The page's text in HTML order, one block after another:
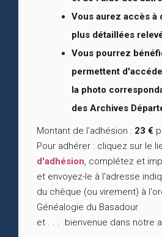
Vous aurez accès à
plus détaillées
Vous pourrez
permettent
la photo
des Archives
Montant de l'adhésion : 23 €
Pour adhérer : cliquez sur le
d'adhésion, complétez et
et envoyez-le à l'adresse
du chèque (ou virement) à
Généalogie du Basadour.
et . . . bienvenue dans notre